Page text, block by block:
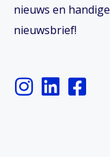
nieuws en
nieuwsbrief!
I
n
L
i
F
a